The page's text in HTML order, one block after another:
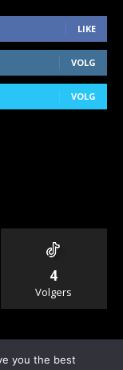
LIKE
VOLG
VOLG
4
Volgers
you the best